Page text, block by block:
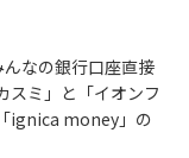
なの銀行口座直接
スミ」と「イオンフ
ignica money」の